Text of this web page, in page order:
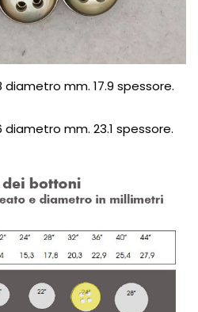
mm. 17.9 spessore.
mm. 23.1 spessore.